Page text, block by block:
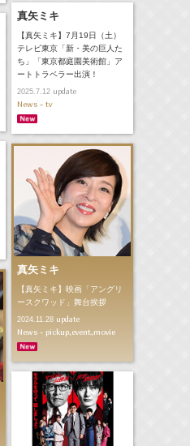
真矢ミキ
【真矢ミキ】7月19日（土）
テレビ東京「新・美の巨人た
ち」「東京都庭園美術館」ア
ートトラベラー出演！
2025.7.12update
News - tv
真矢ミキ
【真矢ミキ】映画「アングリ
ースクワッド」舞台挨拶
2024.11.28update
News - pickup,event,movie